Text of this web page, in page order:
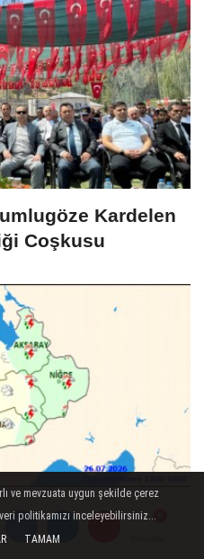
Kardelen
Coşkusu
Pazar Hava
ve Yağışlı
ve mevzuata uygun şekilde çerez
politikamızı inceleyebilirsiniz...
TAMAM